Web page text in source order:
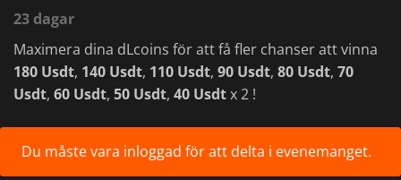
23 dagar
Maximera dina dLcoins för att få fler chanser att vinna
180 Usdt, 140 Usdt, 110 Usdt, 90 Usdt, 80 Usdt, 70
Usdt, 60 Usdt, 50 Usdt, 40 Usdtx 2 !
Du måste vara inloggad för att delta i evenemanget.